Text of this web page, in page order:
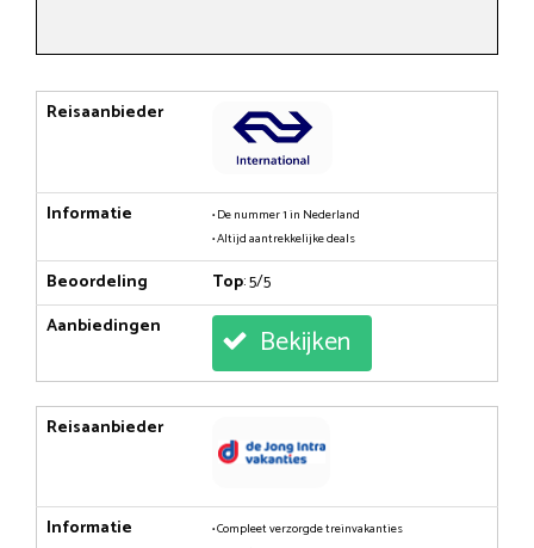
Reisaanbieder
Informatie
• De nummer 1 in Nederland
• Altijd aantrekkelijke deals
Beoordeling Top: 5/5
Aanbiedingen
Bekijken
Reisaanbieder
Informatie
• Compleet verzorgde treinvakanties